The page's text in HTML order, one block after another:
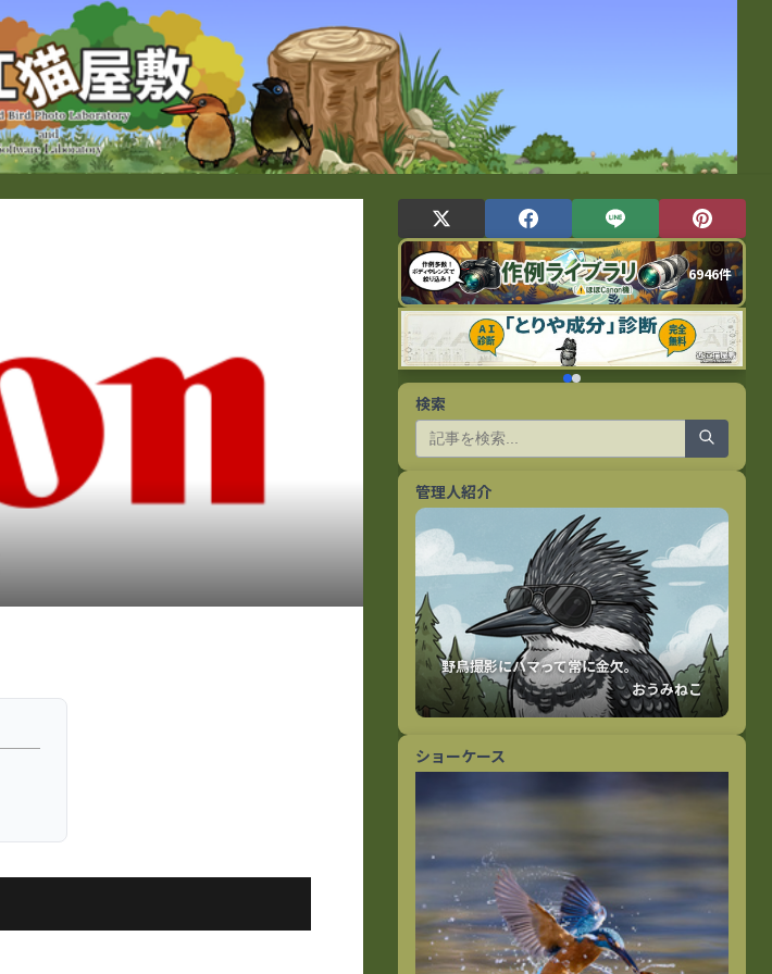
6946件
検索
管理人紹介
おうみねこ
ショーケース